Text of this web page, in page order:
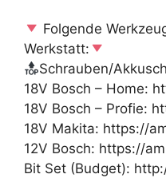
Folgende
Werkstatt:
Schrauben/
18V Bosch – Home:
18V Bosch – Profie:
18V Makita: https://
12V Bosch: https://
Bit Set (Budget):